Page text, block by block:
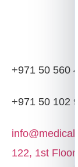
+971 50 560
+971 50 102
122, 1st